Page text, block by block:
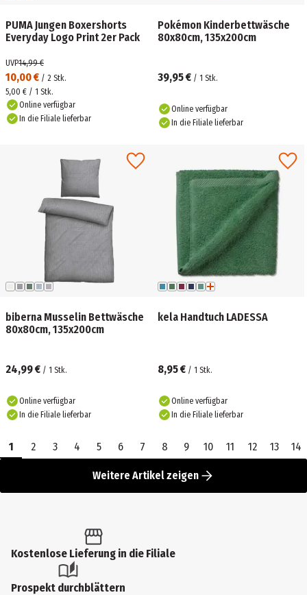
PUMA Jungen Boxershorts
Everyday Logo Print 2er Pack
10,00 € / 2 Stk.
UVP14,99 €
5,00 € / 1 Stk.
Online verfügbar
In die Filiale lieferbar
Pokémon Kinderbettwäsche
80x80cm, 135x200cm
39,95 € / 1 Stk.
Online verfügbar
In die Filiale lieferbar
biberna Musselin Bettwäsche
80x80cm, 135x200cm
24,99 € / 1 Stk.
Online verfügbar
In die Filiale lieferbar
kela Handtuch LADESSA
8,95 € / 1 Stk.
Online verfügbar
In die Filiale lieferbar
1 2 3 4 5 6 7 8 9 10 11 12 13 14
Weitere Artikel zeigen
Kostenlose Lieferung in die Filiale
Prospekt durchblättern